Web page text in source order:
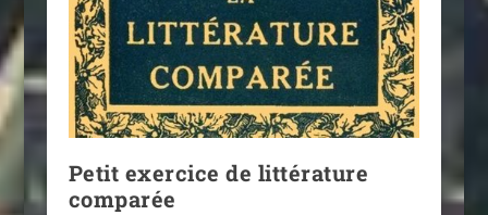
Petit exercice de littérature
comparée